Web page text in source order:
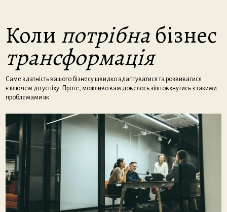
Коли потрібнабізнес
трансформація
Саме здатність вашого бізнесу швидко адаптуватися та розвиватися
є ключем до успіху. Проте, можливо вам довелось зіштовхнутись з такими
проблемами як: